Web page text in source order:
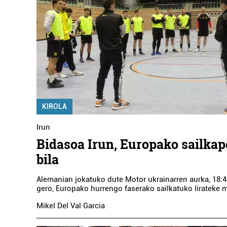
KIROLA
Irun
Bidasoa Irun, Europako
bila
Alemanian jokatuko dute Motor ukrainarren aurka,
gero, Europako hurrengo faserako sailkatuko lirateke
Mikel Del Val Garcia
BELARRAK EKODENDA
Irun